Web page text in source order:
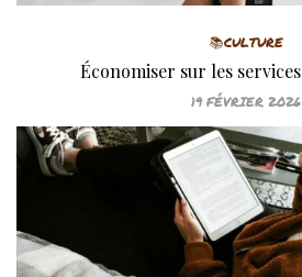
📚CULTURE
Économiser sur les
19 FÉVRIER 2026